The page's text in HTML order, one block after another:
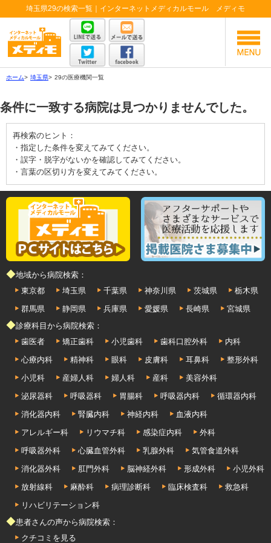
埼玉県29の検索一覧｜インターネットメディカルモール メディモ
ホーム> 埼玉県> 29の医療機関一覧
条件に一致する病院は見つかりませんでした。
再検索のヒント：
・指定した条件を変えてみてください。
・誤字・脱字がないかを確認してみてください。
・言葉の区切り方を変えてみてください。
◆地域から病院検索：
東京都
埼玉県 千葉県 神奈川県 茨城県
栃木県
群馬県
静岡県 兵庫県 愛媛県 長崎県
宮城県
◆診療科目から病院検索：
歯医者
矯正歯科 小児歯科 歯科口腔外科
内科
心療内科
精神科 眼科 皮膚科 耳鼻科
整形外科
小児科
産婦人科 婦人科 産科
美容外科
泌尿器科
呼吸器科 胃腸科 呼吸器内科
循環器内科
消化器内科
腎臓内科 神経内科
血液内科
アレルギー科
リウマチ科 感染症内科
外科
呼吸器外科
心臓血管外科 乳腺外科
気管食道外科
消化器外科
肛門外科 脳神経外科 形成外科
小児外科
放射線科
麻酔科 病理診断科 臨床検査科
救急科
リハビリテーション科
◆患者さんの声から病院検索：
クチコミを見る